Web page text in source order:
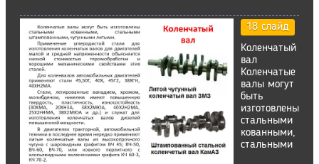
18 слайд
Коленчатый
вал
Коленчатые
валы могут
быть
изготовлены
стальными
кованными,
стальными